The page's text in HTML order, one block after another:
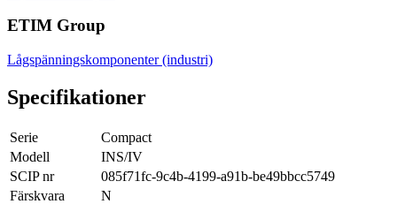
ETIM Group
Lågspänningskomponenter (industri)
Specifikationer
Serie
Compact
Modell
INS/IV
SCIP nr
085f71fc-9c4b-4199-a91b-be49bbcc5749
Färskvara
N